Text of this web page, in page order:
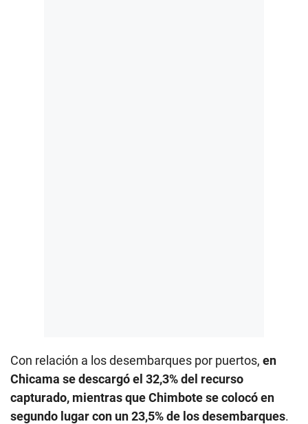
Con relación a los desembarques por puertos, en
Chicama se descargó el 32,3% del recurso
capturado, mientras que Chimbote se colocó en
segundo lugar con un 23,5% de los desembarques.